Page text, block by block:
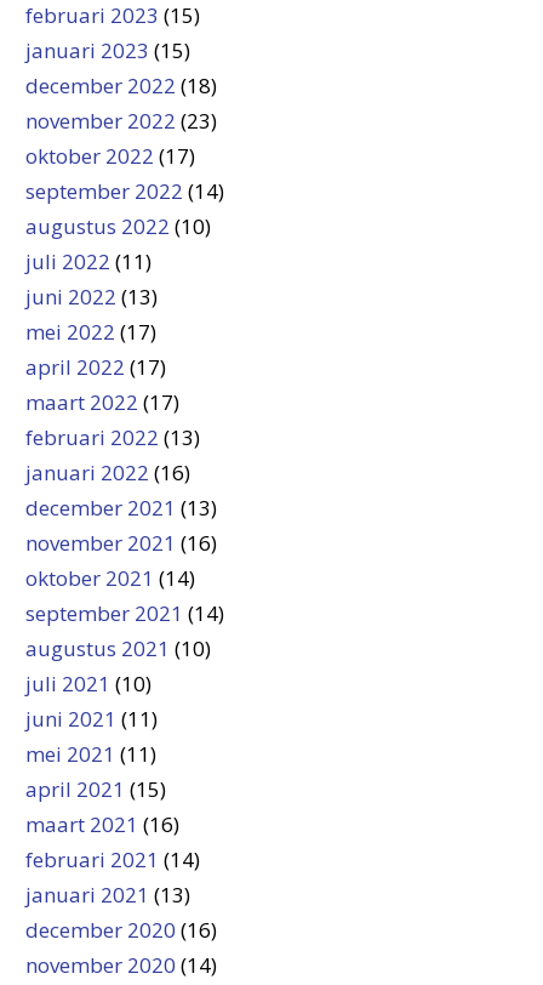
februari 2023 (15)
januari 2023 (15)
december 2022 (18)
november 2022 (23)
oktober 2022 (17)
september 2022 (14)
augustus 2022 (10)
juli 2022 (11)
juni 2022 (13)
mei 2022 (17)
april 2022 (17)
maart 2022 (17)
februari 2022 (13)
januari 2022 (16)
december 2021 (13)
november 2021 (16)
oktober 2021 (14)
september 2021 (14)
augustus 2021 (10)
juli 2021 (10)
juni 2021 (11)
mei 2021 (11)
april 2021 (15)
maart 2021 (16)
februari 2021 (14)
januari 2021 (13)
december 2020 (16)
november 2020 (14)